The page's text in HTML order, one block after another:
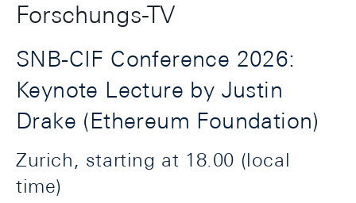
Forschungs-TV
SNB-CIF Conference 2026:
Keynote Lecture by Justin
Drake (Ethereum Foundation)
Zurich, starting at 18.00 (local
time)